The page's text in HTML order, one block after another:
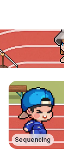
Sequencing